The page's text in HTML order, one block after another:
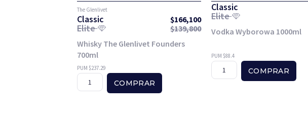
The Glenlivet
Classic $166,100
Elite $139,800
Whisky The Glenlivet Founders
700ml
PUM $237.29
COMPRAR
Classic
Elite
Vodka Wyborowa 1000ml
PUM $88.4
COMPRAR